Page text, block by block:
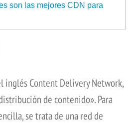
son las mejores CDN para
inglés Content Delivery Network,
de contenido». Para
se trata de una red de